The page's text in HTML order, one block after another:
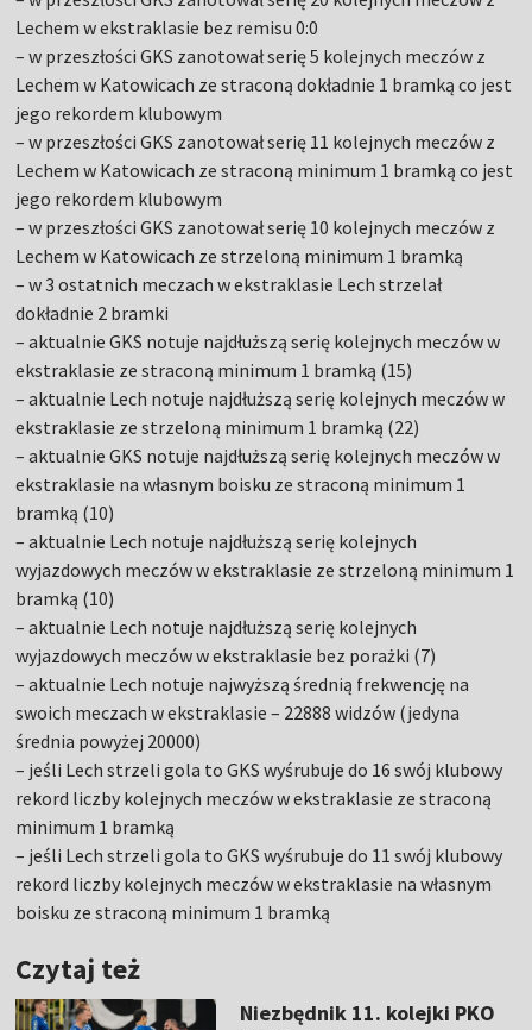
Lechem w ekstraklasie bez remisu 0:0
– w przeszłości GKS zanotował serię 5 kolejnych meczów z
Lechem w Katowicach ze straconą dokładnie 1 bramką co jest
jego rekordem klubowym
– w przeszłości GKS zanotował serię 11 kolejnych meczów z
Lechem w Katowicach ze straconą minimum 1 bramką co jest
jego rekordem klubowym
– w przeszłości GKS zanotował serię 10 kolejnych meczów z
Lechem w Katowicach ze strzeloną minimum 1 bramką
– w 3 ostatnich meczach w ekstraklasie Lech strzelał
dokładnie 2 bramki
– aktualnie GKS notuje najdłuższą serię kolejnych meczów w
ekstraklasie ze straconą minimum 1 bramką (15)
– aktualnie Lech notuje najdłuższą serię kolejnych meczów w
ekstraklasie ze strzeloną minimum 1 bramką (22)
– aktualnie GKS notuje najdłuższą serię kolejnych meczów w
ekstraklasie na własnym boisku ze straconą minimum 1
bramką (10)
– aktualnie Lech notuje najdłuższą serię kolejnych
wyjazdowych meczów w ekstraklasie ze strzeloną minimum 1
bramką (10)
– aktualnie Lech notuje najdłuższą serię kolejnych
wyjazdowych meczów w ekstraklasie bez porażki (7)
– aktualnie Lech notuje najwyższą średnią frekwencję na
swoich meczach w ekstraklasie – 22888 widzów (jedyna
średnia powyżej 20000)
– jeśli Lech strzeli gola to GKS wyśrubuje do 16 swój klubowy
rekord liczby kolejnych meczów w ekstraklasie ze straconą
minimum 1 bramką
– jeśli Lech strzeli gola to GKS wyśrubuje do 11 swój klubowy
rekord liczby kolejnych meczów w ekstraklasie na własnym
boisku ze straconą minimum 1 bramką
Czytaj też
Niezbędnik 11. kolejki PKO